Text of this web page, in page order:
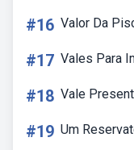
#16 Valor Da
#17 Vales Para
#18 Vale
#19 Um